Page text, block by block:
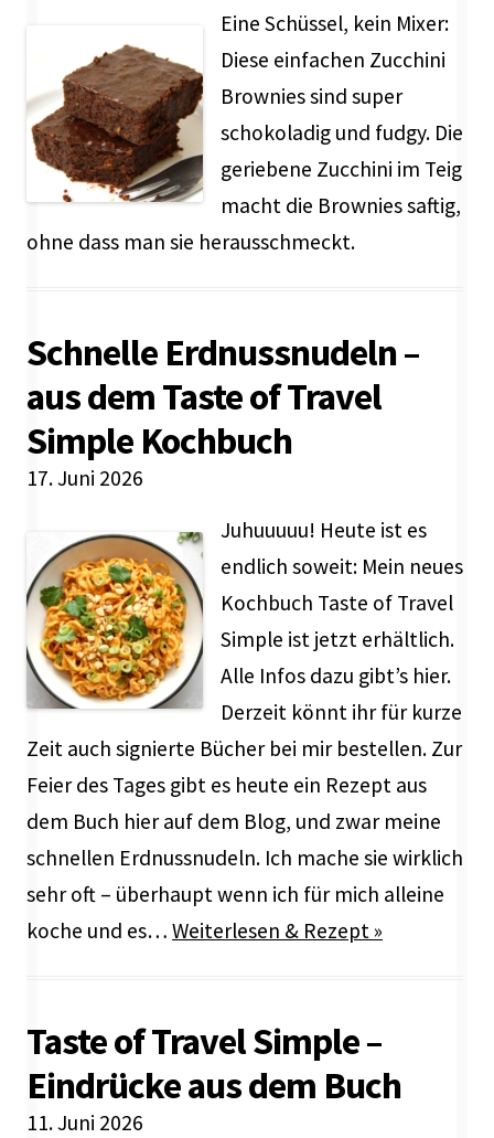
Eine Schüssel, kein Mixer:
Diese einfachen Zucchini
Brownies sind super
schokoladig und fudgy. Die
geriebene Zucchini im Teig
macht die Brownies saftig,
ohne dass man sie herausschmeckt.
Schnelle Erdnussnudeln –
aus dem Taste of Travel
Simple Kochbuch
17. Juni 2026
Juhuuuuu! Heute ist es
endlich soweit: Mein neues
Kochbuch Taste of Travel
Simple ist jetzt erhältlich.
Alle Infos dazu gibt’s hier.
Derzeit könnt ihr für kurze
Zeit auch signierte Bücher bei mir bestellen. Zur
Feier des Tages gibt es heute ein Rezept aus
dem Buch hier auf dem Blog, und zwar meine
schnellen Erdnussnudeln. Ich mache sie wirklich
sehr oft – überhaupt wenn ich für mich alleine
koche und es… Weiterlesen & Rezept »
Taste of Travel Simple –
Eindrücke aus dem Buch
11. Juni 2026